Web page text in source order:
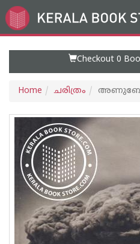
Go
to
Checkout 0
Home ചരിത്രം